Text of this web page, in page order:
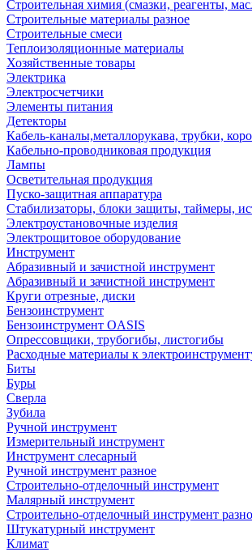
Строительная химия (смазки, реагенты,
Строительные материалы разное
Строительные смеси
Теплоизоляционные материалы
Хозяйственные товары
Электрика
Электросчетчики
Элементы питания
Детекторы
Кабель-каналы,металлорукава, трубки,
Кабельно-проводниковая продукция
Лампы
Осветительная продукция
Пуско-защитная аппаратура
Стабилизаторы, блоки защиты, таймеры,
Электроустановочные изделия
Электрощитовое оборудование
Инструмент
Абразивный и зачистной инструмент
Абразивный и зачистной инструмент
Круги отрезные, диски
Бензоинструмент
Бензоинструмент OASIS
Опрессовщики, трубогибы, листогибы
Расходные материалы к
Биты
Буры
Сверла
Зубила
Ручной инструмент
Измерительный инструмент
Инструмент слесарный
Ручной инструмент разное
Строительно-отделочный инструмент
Малярный инструмент
Строительно-отделочный инструмент
Штукатурный инструмент
Климат